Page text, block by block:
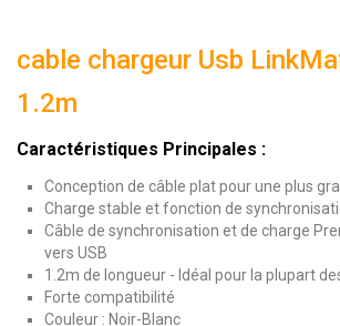
cable chargeur Usb
1.2m
Caractéristiques Principales :
Conception de câble plat pour une plus
Charge stable et fonction de
Câble de synchronisation et de charge
vers USB
1.2m de longueur - Idéal pour la plupart
Forte compatibilité
Couleur : Noir-Blanc